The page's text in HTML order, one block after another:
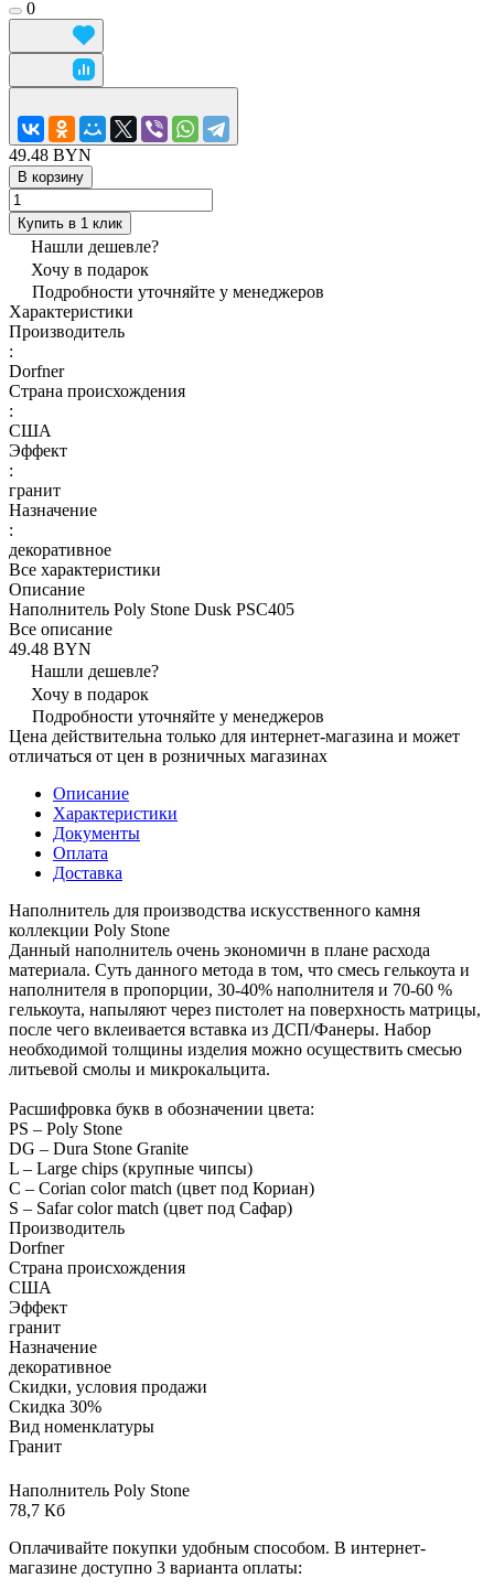
0
49.48 BYN
В корзину
Купить в 1 клик
Нашли дешевле?
Хочу в подарок
Подробности уточняйте у менеджеров
Характеристики
Производитель
:
Dorfner
Страна происхождения
:
США
Эффект
:
гранит
Назначение
:
декоративное
Все характеристики
Описание
Наполнитель Poly Stone Dusk PSC405
Все описание
49.48 BYN
Нашли дешевле?
Хочу в подарок
Подробности уточняйте у менеджеров
Цена действительна только для интернет-магазина и может
отличаться от цен в розничных магазинах
Описание
Характеристики
Документы
Оплата
Доставка
Наполнитель для производства искусственного камня
коллекции Poly Stone
Данный наполнитель очень экономичн в плане расхода
материала. Суть данного метода в том, что смесь гелькоута и
наполнителя в пропорции, 30-40% наполнителя и 70-60 %
гелькоута, напыляют через пистолет на поверхность матрицы,
после чего вклеивается вставка из ДСП/Фанеры. Набор
необходимой толщины изделия можно осуществить смесью
литьевой смолы и микрокальцита.
Расшифровка букв в обозначении цвета:
PS – Poly Stone
DG – Dura Stone Granite
L – Large chips (крупные чипсы)
C – Corian color match (цвет под Кориан)
S – Safar color match (цвет под Сафар)
Производитель
Dorfner
Страна происхождения
США
Эффект
гранит
Назначение
декоративное
Скидки, условия продажи
Скидка 30%
Вид номенклатуры
Гранит
Наполнитель Poly Stone
78,7 Кб
Оплачивайте покупки удобным способом. В интернет-
магазине доступно 3 варианта оплаты: